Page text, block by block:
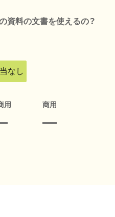
資料の文書を使えるの？
なし
用 商用